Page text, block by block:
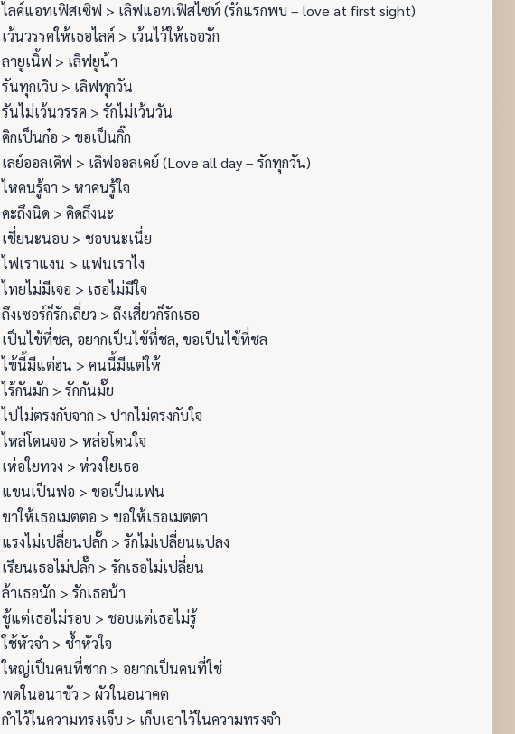
ไลค์แอทเฟิสเซิฟ > เลิฟแอทเฟิสไซท์ (รักแรกพบ – love at first sight)
เว้นวรรคให้เธอไลค์ > เว้นไว้ให้เธอรัก
ลายูเนิ้ฟ > เลิฟยูน้า
รันทุกเวิบ > เลิฟทุกวัน
รันไม่เว้นวรรค > รักไม่เว้นวัน
คิกเป็นก๋อ > ขอเป็นกิ๊ก
เลย์ออลเดิฟ > เลิฟออลเดย์ (Love all day – รักทุกวัน)
ไหคนรู้จา > หาคนรู้ใจ
คะถึงนิด > คิดถึงนะ
เชี่ยนะนอบ > ชอบนะเนี่ย
ไฟเราแงน > แฟนเราไง
ไทยไม่มีเจอ > เธอไม่มีใจ
ถึงเซอร์ก็รักเถี่ยว > ถึงเสี่ยวก็รักเธอ
เป็นไข้ที่ชล, อยากเป็นไข้ที่ชล, ขอเป็นไข้ที่ชล
ไข้นี้มีแต่ฮน > คนนี้มีแต่ให้
ไร้กันมัก > รักกันมั๊ย
ไปไม่ตรงกับจาก > ปากไม่ตรงกับใจ
ไหล่โดนจอ > หล่อโดนใจ
เห่อใยทวง > ห่วงใยเธอ
แขนเป็นฟอ > ขอเป็นแฟน
ขาให้เธอเมตตอ > ขอให้เธอเมตตา
แรงไม่เปลี่ยนปลั๊ก > รักไม่เปลี่ยนแปลง
เรียนเธอไม่ปลั๊ก > รักเธอไม่เปลี่ยน
ล้าเธอนัก > รักเธอน้า
ชู้แต่เธอไม่รอบ > ชอบแต่เธอไม่รู้
ใช้หัวจำ > ช้ำหัวใจ
ใหญ่เป็นคนที่ชาก > อยากเป็นคนที่ใช่
พดในอนาขัว > ผัวในอนาคต
กำไว้ในความทรงเจ็บ > เก็บเอาไว้ในความทรงจำ